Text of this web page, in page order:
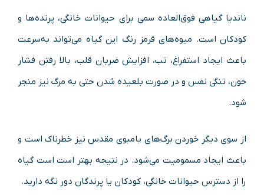
ناندیا گیاهی فوق‌العاده سمی برای حیوانات خانگی، پرنده‌ها و
کودکان است. میوه‌های قرمز رنگ این گیاه می‌تواند به‌سرعت
باعث ایجاد استفراغ، تب، افزایش ضربان قلب، بالا رفتن فشار
خون، تنگی نفس و در صورت بلعیده شدن حتی به مرگ نیز منجر
شود.
از سوی دیگر خوردن برگ‌های بامبوی مقدس نیز خطرناک است و
باعث ایجاد مسمومیت می‌شود. در نتیجه بهتر است است گیاه
را از دسترس حیوانات خانگی، کودکان یا پرندگان دور نگه دارید.